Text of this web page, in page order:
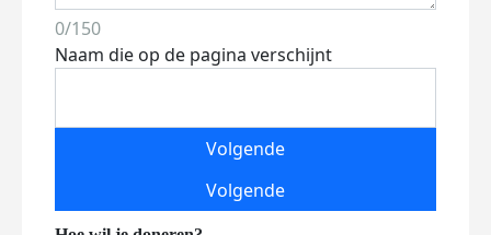
0/150
Naam die op de pagina verschijnt
Volgende
Volgende